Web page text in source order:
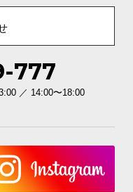
777
／ 14:00〜18:00